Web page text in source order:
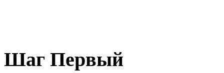
Шаг Первый